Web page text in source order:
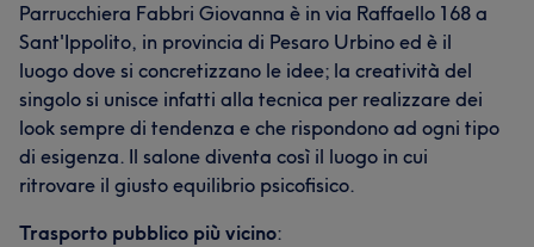
Parrucchiera Fabbri Giovanna è in via Raffaello 168 a
Sant'Ippolito, in provincia di Pesaro Urbino ed è il
luogo dove si concretizzano le idee; la creatività del
singolo si unisce infatti alla tecnica per realizzare dei
look sempre di tendenza e che rispondono ad ogni tipo
di esigenza. Il salone diventa così il luogo in cui
ritrovare il giusto equilibrio psicofisico.
Trasporto pubblico più vicino: